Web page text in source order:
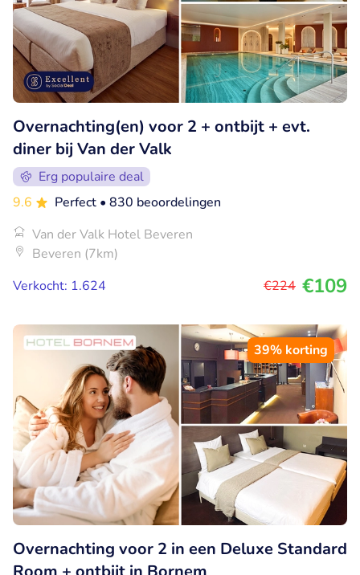
Overnachting(en) voor 2 + ontbijt + evt.
diner bij Van der Valk
Erg populaire deal
9.6
Perfect • 830 beoordelingen
Van der Valk Hotel Beveren
Beveren (7km)
Verkocht: 1.624
€224 €109
39% korting
Overnachting voor 2 in een Deluxe Standard